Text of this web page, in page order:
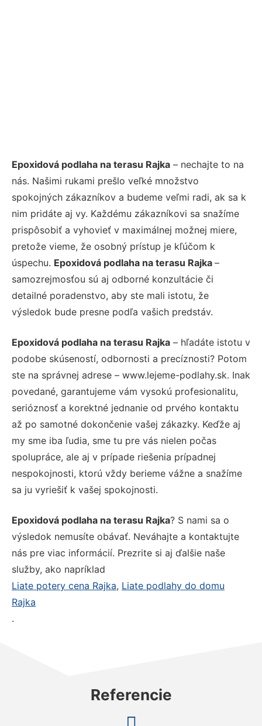
Epoxidová podlaha na terasu Rajka – nechajte to na
nás. Našimi rukami prešlo veľké množstvo
spokojných zákazníkov a budeme veľmi radi, ak sa k
nim pridáte aj vy. Každému zákazníkovi sa snažíme
prispôsobiť a vyhovieť v maximálnej možnej miere,
pretože vieme, že osobný prístup je kľúčom k
úspechu. Epoxidová podlaha na terasu Rajka –
samozrejmosťou sú aj odborné konzultácie či
detailné poradenstvo, aby ste mali istotu, že
výsledok bude presne podľa vašich predstáv.
Epoxidová podlaha na terasu Rajka – hľadáte istotu v
podobe skúseností, odbornosti a precíznosti? Potom
ste na správnej adrese – www.lejeme-podlahy.sk. Inak
povedané, garantujeme vám vysokú profesionalitu,
serióznosť a korektné jednanie od prvého kontaktu
až po samotné dokončenie vašej zákazky. Keďže aj
my sme iba ľudia, sme tu pre vás nielen počas
spolupráce, ale aj v prípade riešenia prípadnej
nespokojnosti, ktorú vždy berieme vážne a snažíme
sa ju vyriešiť k vašej spokojnosti.
Epoxidová podlaha na terasu Rajka? S nami sa o
výsledok nemusíte obávať. Neváhajte a kontaktujte
nás pre viac informácií. Prezrite si aj ďalšie naše
služby, ako napríklad
Liate potery cena Rajka, Liate podlahy do domu
Rajka
.
Referencie